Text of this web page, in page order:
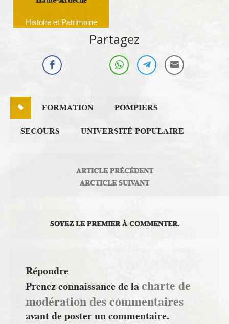
Histoire et Patrimoine
Partagez
FORMATION POMPIERS
SECOURS UNIVERSITÉ POPULAIRE
ARTICLE PRÉCÉDENT
ARCTICLE SUIVANT
SOYEZ LE PREMIER À COMMENTER.
Répondre
Prenez connaissance de lacharte de
modération des commentaires
avant de poster un commentaire.